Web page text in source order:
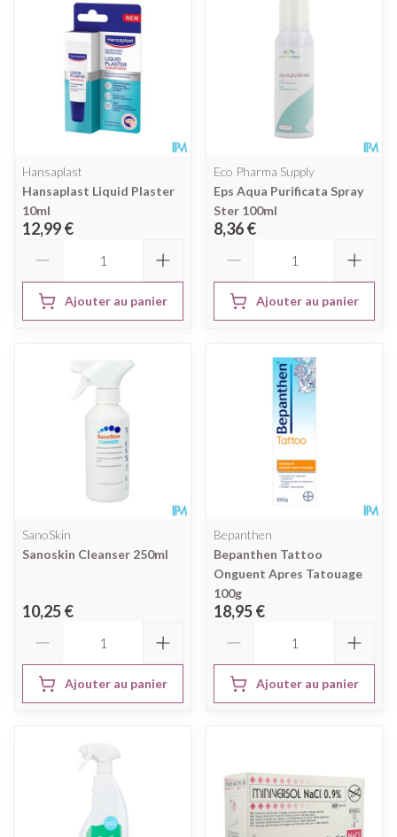
Hansaplast
Hansaplast Liquid Plaster
10ml
12,99 €
Ajouter au panier
Eco Pharma Supply
Eps Aqua Purificata Spray
Ster 100ml
8,36 €
Ajouter au panier
SanoSkin
Sanoskin Cleanser 250ml
10,25 €
Ajouter au panier
Bepanthen
Bepanthen Tattoo
Onguent Apres Tatouage
100g
18,95 €
Ajouter au panier